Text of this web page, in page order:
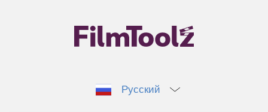
Русский